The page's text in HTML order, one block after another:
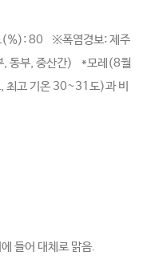
80 ※폭염경보: 제주
, 동부, 중산간) *모레(8월
최고 기온 30~31도)과 비
들어 대체로 맑음.